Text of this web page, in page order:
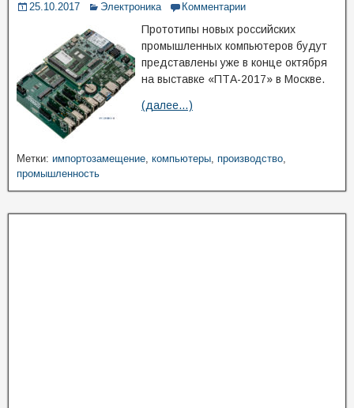
25.10.2017 Электроника Комментарии
Прототипы новых российских
промышленных компьютеров будут
представлены уже в конце октября
на выставке «ПТА-2017» в Москве.
(далее…)
Метки: импортозамещение, компьютеры, производство,
промышленность